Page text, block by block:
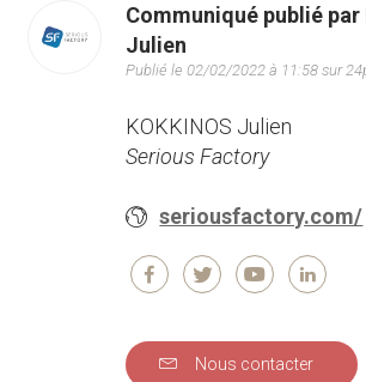
Communiqué publié par
Julien
Publié le 02/02/2022 à 11:58 sur
KOKKINOS Julien
Serious Factory
seriousfactory.com/
Nous contacter